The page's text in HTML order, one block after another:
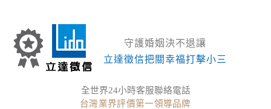
守護婚姻決不退讓
立達徵信把關幸福打擊小三
全世界24小時客服聯絡電話
台灣業界評價第一領導品牌